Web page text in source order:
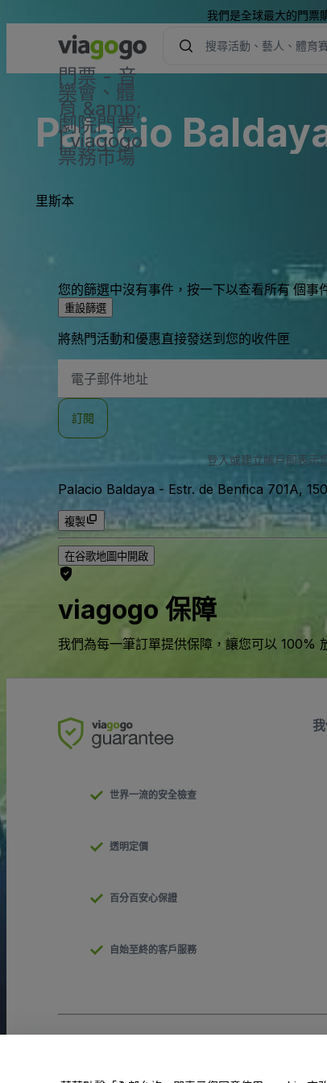
我們是全球最大的門票
門票 - 音
樂會、體
育 &amp;
劇院門票
| viagogo
票務市場
Palacio
里斯本
您的篩選中沒有事件，按一下以查看所有 個事
重設篩選
將熱門活動和優惠直接發送到您的收件匣
子
地
訂閱
登入或建立帳戶即表示
Palacio Baldaya - Estr. de Benfica 701A,
複製
在谷歌地圖中開啟
viagogo 保障
我們為每一筆訂單提供保障，讓您可以 100%
世界一流的安全檢查
透明定價
百分百安心保證
自始至終的客戶服務